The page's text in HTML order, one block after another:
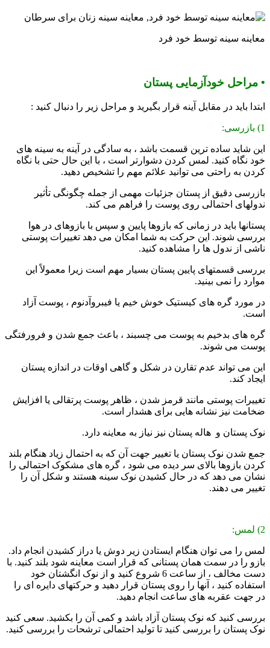
معاینه سینه توسط خود فرد
• مراحل خودآزمایی پستان
ابتدا باید در مقابل آینه قرار بگیرید و مراحل زیر را دنبال کنید :
1) بازرسی:
این شاید ساده ترین قسمت باشد ، به سادگی در آینه به سینه های
خود نگاه کنید. لمس کردن دشوارتر است ، با این حال حتی با نگاه
کردن به راحتی می توانید علائم مهم را تشخیص دهید.
بازرسی دقیق از پستان جزئیات مهمی از جمله چگونگی تأثیر
ندولهای احتمالی روی پوست را فراهم می کند.
پستانها باید در زمانی که بازوها پایین و سپس با بازوهای در هوا
بررسی شوند. این حرکت به شما امکان می دهد تغییرات پوستی
ناشی از ندول ها را مشاهده کنید.
بررسی قسمتهای پایین پستان بسیار مهم است زیرا معمولاً این
موارد را نمی بینید.
در مورد گره های کیستیک خوش خیم یا فیبروآدنوم ، پوست آزاد
است.
گره های بدخیم به پوست می چسبند ، باعث جمع شدن و فرورفتگی
پوست می شوند.
این می تواند عدم تقارن در شکل و گاهی اوقات در اندازه پستان
ایجاد کند.
تغییرات پوستی مانند قرمز شدن ، ظاهر پوست پرتقالی یا افزایش
ضخامت نیز نشانه هایی برای هشدار است.
نوک پستان و هاله پستان نیز نیاز به معاینه دارد.
جمع شدن نوک پستان یا تغییر جهت آن که به احتمال زیاد هنگام بلند
کردن بازوها بالای سر دیده می شود ، گره های مشکوک احتمالی را
نشان می دهد که در حال کشیدن نوک سینه هستند و شکل آن را
تغییر می دهند.
2) لمس:
لمس را می توان هنگام ایستادن زیر دوش یا دراز کشیدن انجام داد.
بازو را در سمت همان پستانی که قرار است معاینه شود بلند کنید. با
دست مخالف ، از ساعت 6 شروع کنید و از نوک انگشتان خود
استفاده کنید ، آنها را روی پستان قرار دهید و حرکتهای دایره ای را
در جهت عقربه های ساعت انجام دهید.
بررسی کنید که نوک پستان آزاد باشد و کمی آن را بکشید. سعی کنید
نوک پستان را بررسی کنید تا تولید احتمالی ترشحات را بررسی کنید.